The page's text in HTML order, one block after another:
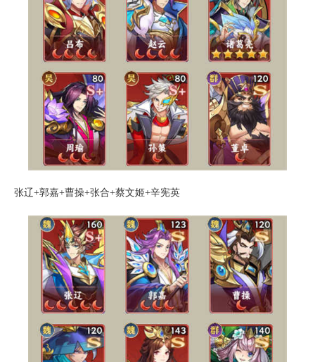
张辽+郭嘉+曹操+张合+蔡文姬+辛宪英